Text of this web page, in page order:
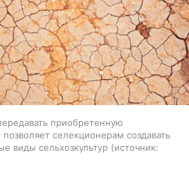
приобретенную
селекционерам создавать
виды сельхозкультур
источник: